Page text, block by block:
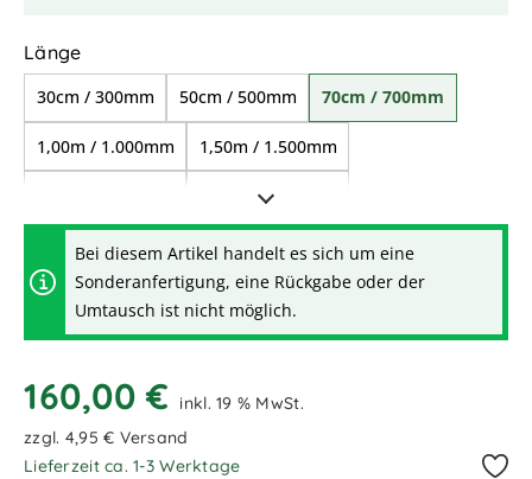
Längeauswählen
30cm / 300mm 50cm / 500mm 70cm / 700mm
1,00m / 1.000mm 1,50m / 1.500mm
2,50m / 2.500mm
3,00m / 3.000mm 3,20m / 3.200mm
3,50m / 3.500mm 6,00m / 6.000mm
8,00m / 8.000mm
Bei diesem Artikel handelt es sich um eine
Sonderanfertigung, eine Rückgabe oder der
Umtausch ist nicht möglich.
160,00 €
inkl. 19 % MwSt.
zzgl. 4,95 € Versand
Lieferzeit ca. 1-3 Werktage